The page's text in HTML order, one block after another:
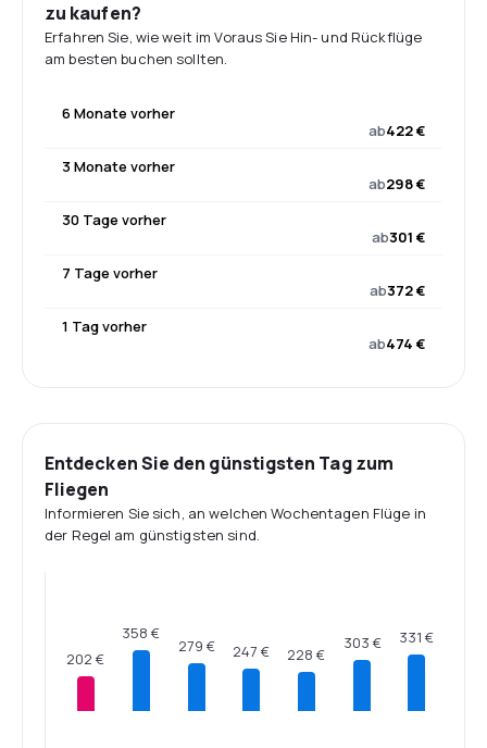
zu kaufen?
Erfahren Sie, wie weit im Voraus Sie Hin- und Rückflüge
am besten buchen sollten.
6 Monate vorher
ab422 €
3 Monate vorher
ab298 €
30 Tage vorher
ab301 €
7 Tage vorher
ab372 €
1 Tag vorher
ab474 €
Entdecken Sie den günstigsten Tag zum
Fliegen
Informieren Sie sich, an welchen Wochentagen Flüge in
der Regel am günstigsten sind.
202 €
358 €
279 € 247 € 228 €
303 € 331 €